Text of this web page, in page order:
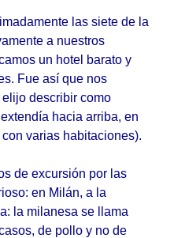
las siete de la
a nuestros
un hotel barato y
Fue así que nos
describir como
hacia arriba, en
varias habitaciones).
de excursión por las
en Milán, a la
la milanesa se llama
de pollo y no de